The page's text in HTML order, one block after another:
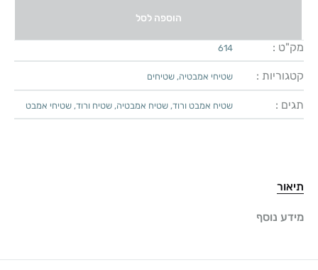
הוספה לסל
מק"ט : 614
קטגוריות : שטיחי אמבטיה, שטיחים
תגים : שטיח אמבט ורוד, שטיח אמבטיה, שטיח ורוד, שטיחי אמבט
תיאור
מידע נוסף